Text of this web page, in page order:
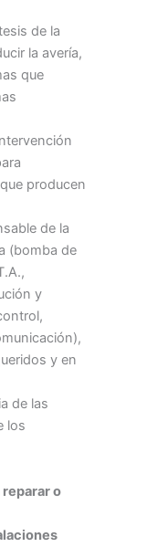
de la
la avería,
que
producen
de la
(bomba de
y
y en
de las
los
o